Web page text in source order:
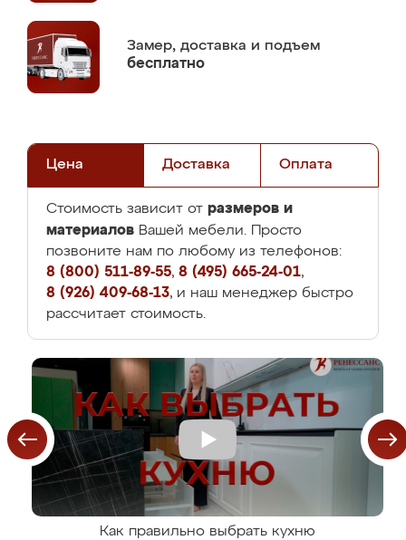
Замер, доставка и подъем
бесплатно
Цена Доставка Оплата
Стоимость зависит от размеров и
материалов Вашей мебели. Просто
позвоните нам по любому из телефонов:
8 (800) 511-89-55, 8 (495) 665-24-01,
8 (926) 409-68-13, и наш менеджер быстро
рассчитает стоимость.
Как правильно выбрать кухню